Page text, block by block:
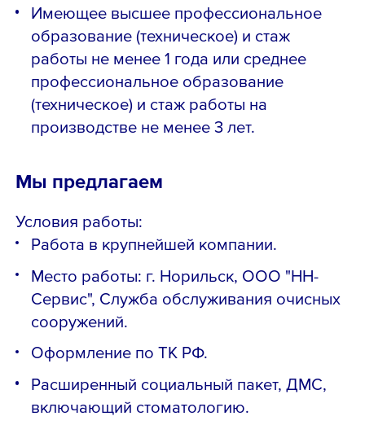
Имеющее высшее профессиональное
образование (техническое) и стаж
работы не менее 1 года или среднее
профессиональное образование
(техническое) и стаж работы на
производстве не менее 3 лет.
Мы предлагаем
Условия работы:
Работа в крупнейшей компании.
Место работы: г. Норильск, ООО "НН-
Сервис", Служба обслуживания очисных
сооружений.
Оформление по ТК РФ.
Расширенный социальный пакет, ДМС,
включающий стоматологию.